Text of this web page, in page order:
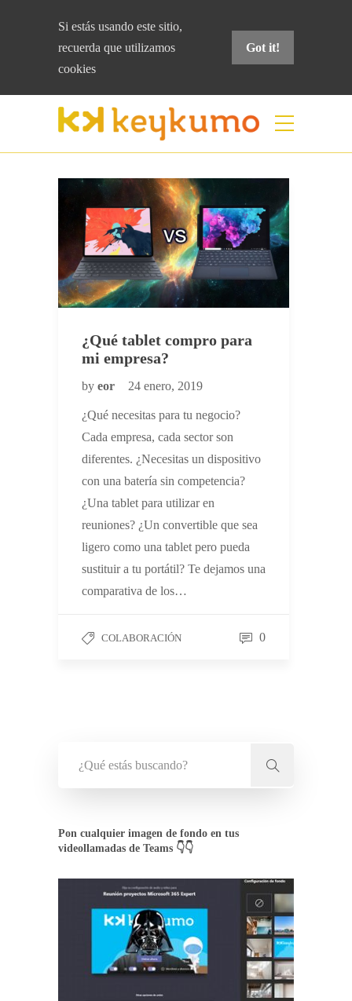
Si estás usando este sitio,
recuerda que utilizamos
cookies
Got it!
¿Qué tablet compro para
mi empresa?
by eor 24 enero, 2019
¿Qué necesitas para tu negocio?
Cada empresa, cada sector son
diferentes. ¿Necesitas un dispositivo
con una batería sin competencia?
¿Una tablet para utilizar en
reuniones? ¿Un convertible que sea
ligero como una tablet pero pueda
sustituir a tu portátil? Te dejamos una
comparativa de los…
COLABORACIÓN 0
Pon cualquier imagen de fondo en tus
videollamadas de Teams 👇👇